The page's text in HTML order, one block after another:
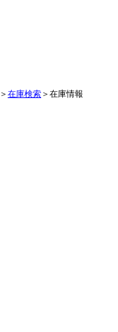
＞ 在庫検索 ＞在庫情報